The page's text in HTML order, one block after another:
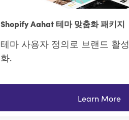
Shopify Aahat 테마 맞춤화 패키지
테마 사용자 정의로 브랜드 활성
화.
Learn More